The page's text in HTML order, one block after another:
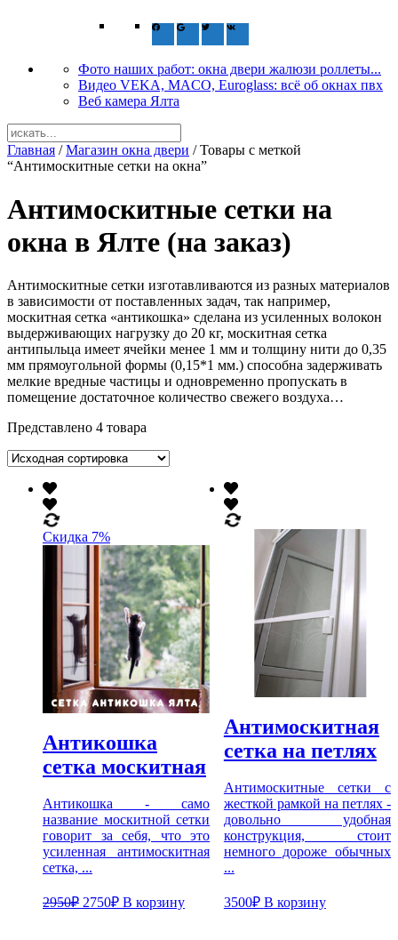
Фото наших работ: окна двери жалюзи роллеты...
Видео VEKA, MACO, Euroglass: всё об окнах пвх
Веб камера Ялта
Главная /Магазин окна двери / Товары с меткой
“Антимоскитные сетки на окна”
Антимоскитные сетки на
окна в Ялте (на заказ)
Антимоскитные сетки изготавливаются из разных материалов
в зависимости от поставленных задач, так например,
москитная сетка «антикошка» сделана из усиленных волокон
выдерживающих нагрузку до 20 кг, москитная сетка
антипыльца имеет ячейки менее 1 мм и толщину нити до 0,35
мм прямоугольной формы (0,15*1 мм.) способна задерживать
мелкие вредные частицы и одновременно пропускать в
помещение достаточное количество свежего воздуха…
Представлено 4 товара
Скидка 7%
Антикошка
сетка москитная
Антикошка - само
название москитной сетки
говорит за себя, что это
усиленная антимоскитная
сетка, ...
2950₽ 2750₽ В корзину
Антимоскитная
сетка на петлях
Антимоскитные сетки с
жесткой рамкой на петлях -
довольно удобная
конструкция, стоит
немного дороже обычных
...
3500₽ В корзину